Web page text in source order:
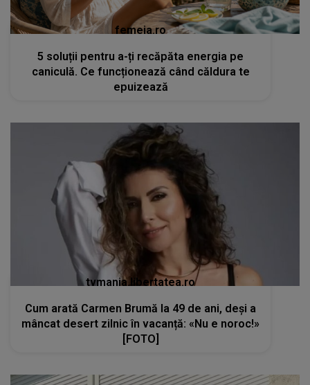
femeia.ro
5 soluții pentru a-ți recăpăta energia pe
caniculă. Ce funcționează când căldura te
epuizează
tvmania.libertatea.ro
Cum arată Carmen Brumă la 49 de ani, deși a
mâncat desert zilnic în vacanță: «Nu e noroc!»
[FOTO]